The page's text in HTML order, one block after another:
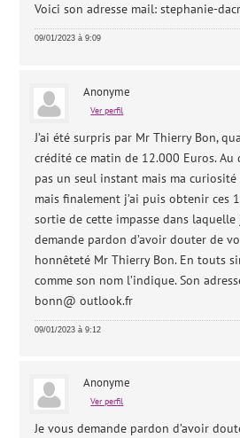
Voici son adresse mail: stephanie-
09/01/2023 à 9:09
Anonyme
Ver perfil
J’ai été surpris par Mr Thierry Bon,
crédité ce matin de 12.000 Euros. Au
pas un seul instant mais ma curiosité
mais finalement j’ai puis obtenir ces
sortie de cette impasse dans laquelle
demande pardon d’avoir douter de
honnêteté Mr Thierry Bon. En touts
comme son nom l’indique. Son
bonn@ outlook.fr
09/01/2023 à 9:12
Anonyme
Ver perfil
Je vous demande pardon d’avoir